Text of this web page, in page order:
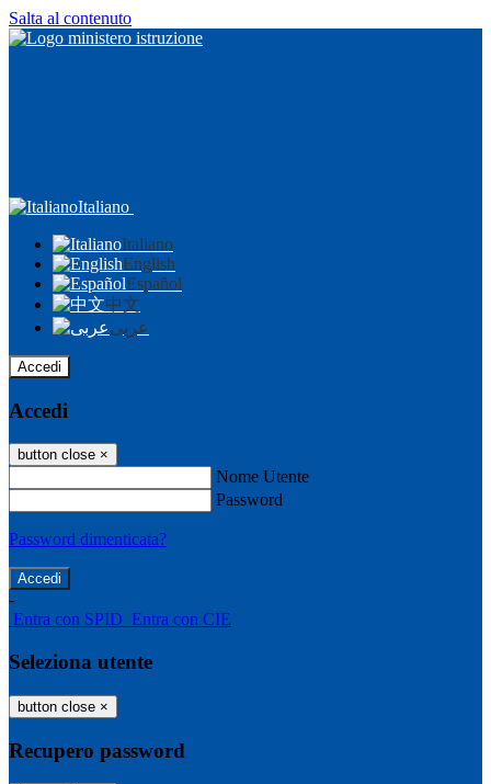
Salta al contenuto
Italiano
Italiano
English
Español
中文
عربى
Accedi
Accedi
button close ×
Nome Utente
Password
Password dimenticata?
-
Entra con SPID Entra con CIE
Seleziona utente
button close ×
Recupero password